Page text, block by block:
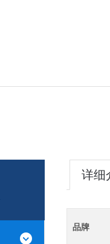
详细
品牌